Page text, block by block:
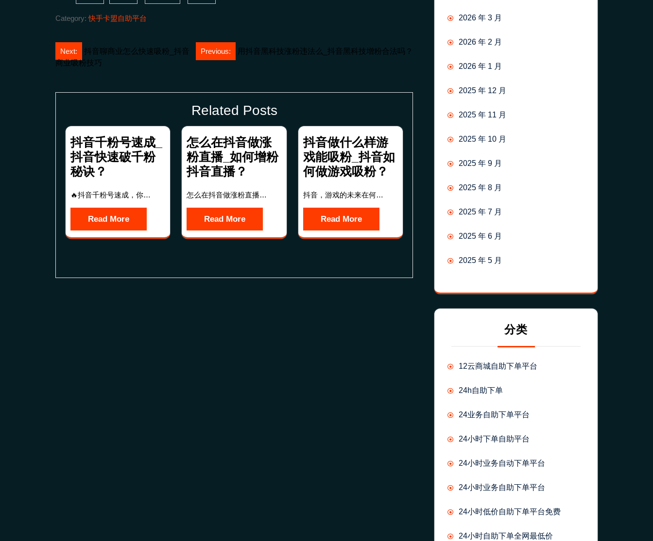
Category:快手卡盟自助平台
文
导
Previous: 用抖音黑科技涨粉违法么_抖音黑科技增粉合法吗？
Next:
抖音聊商业怎么快速吸粉_抖音
商业吸粉技巧
Related Posts
抖音千粉号速成_
抖音快速破千粉
秘诀？
🔥抖音千粉号速成，你…
Read More
怎么在抖音做涨
粉直播_如何增粉
抖音直播？
怎么在抖音做涨粉直播…
Read More
抖音做什么样游
戏能吸粉_抖音如
何做游戏吸粉？
抖音，游戏的未来在何…
Read More
2026 年 3 月
2026 年 2 月
2026 年 1 月
2025 年 12 月
2025 年 11 月
2025 年 10 月
2025 年 9 月
2025 年 8 月
2025 年 7 月
2025 年 6 月
2025 年 5 月
分类
12云商城自助下单平台
24h自助下单
24业务自助下单平台
24小时下单自助平台
24小时业务自动下单平台
24小时业务自助下单平台
24小时低价自助下单平台免费
24小时自助下单全网最低价